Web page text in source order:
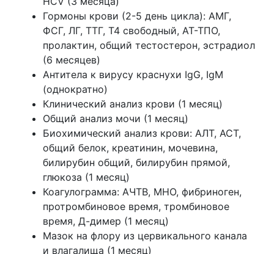
Гормоны крови (2-5 день цикла): АМГ,
ФСГ, ЛГ, ТТГ, Т4 свободный, АТ-ТПО,
пролактин, общий тестостерон, эстрадиол
(6 месяцев)
Антитела к вирусу краснухи IgG, IgM
(однократно)
Клинический анализ крови (1 месяц)
Общий анализ мочи (1 месяц)
Биохимический анализ крови: АЛТ, АСТ,
общий белок, креатинин, мочевина,
билирубин общий, билирубин прямой,
глюкоза (1 месяц)
Коагулограмма: АЧТВ, МНО, фибриноген,
протромбиновое время, тромбиновое
время, Д-димер (1 месяц)
Мазок на флору из цервикального канала
и влагалища (1 месяц)